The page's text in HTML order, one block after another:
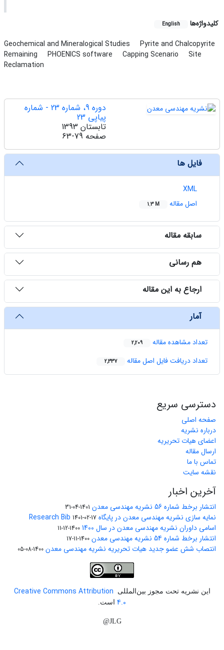
کلیدواژه‌ها English
Geochemical and Mineralogical Studies
Pyrite and Chalcopyrite
Remaining
PHOENICS software Capping Scenario
Site
Reclamation
دوره 9، شماره 23 - شماره
پیاپی 23
تابستان 1393
صفحه 63-79
فایل ها
XML
اصل مقاله
1.3 M
سابقه مقاله
هم رسانی
ارجاع به این مقاله
آمار
تعداد مشاهده مقاله 2,209
تعداد دریافت فایل اصل مقاله 2,337
دسترسی سریع
صفحه اصلی
درباره نشریه
اعضای هیات تحریریه
ارسال مقاله
تماس با ما
نقشه سایت
آخرین اخبار
انتشار برخط شماره 56 نشریه مهندسی معدن 1401-04-31
نمایه سازی نشریه مهندسی معدن در پایگاه Research Bib 1401-02-17
اسامی داوران نشریه مهندسی معدن در سال 1400 1400-12-11
انتشار برخط شماره 54 نشریه مهندسی معدن 1400-11-17
انتصاب شش عضو جدید هیات تحریریه نشریه مهندسی معدن 1400-08-05
این نشریه تحت مجوز بین‌المللی
Creative Commons Attribution
4.0 است.
JLG@